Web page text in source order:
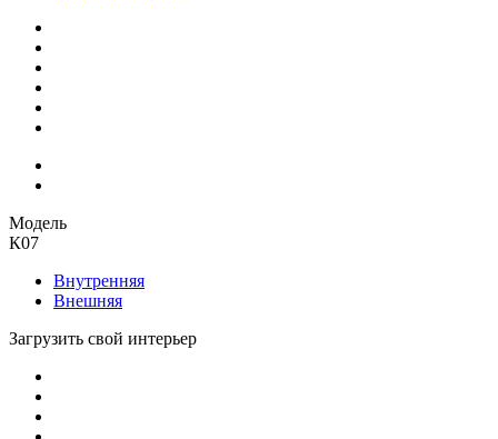
Модель
К07
Внутренняя
Внешняя
Загрузить свой интерьер